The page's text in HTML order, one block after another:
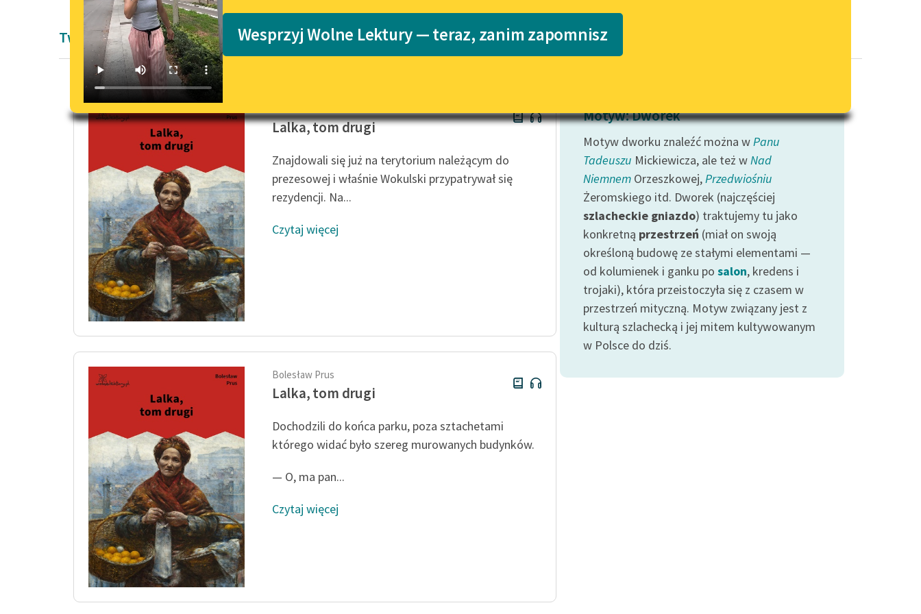
niepełnosprawnościami
literatury do słuchania dla
uczennic i uczniów z
niepełnosprawnościami
Katalog
Katalog w formacie PDF
wrażliwych
Deklaracja dostępności
Wesprzyj Wolne Lektury — teraz, zanim zapomnisz
Twórczość Bolesław Prus
Lalka, tom drugi
Znajdowali się już na terytorium należącym do
prezesowej i właśnie Wokulski przypatrywał się
rezydencji. Na...
Czytaj więcej
Bolesław Prus
Lalka, tom drugi
Dochodzili do końca parku, poza sztachetami
którego widać było szereg murowanych budynków.
— O, ma pan...
Czytaj więcej
Motyw: Dworek
Motyw dworku znaleźć można wPanu
Tadeuszu Mickiewicza, ale też wNad
Niemnem Orzeszkowej,Przedwiośniu
Żeromskiego itd. Dworek (najczęściej
szlacheckie gniazdo) traktujemy tu jako
konkretną przestrzeń (miał on swoją
określoną budowę ze stałymi elementami —
od kolumienek i ganku po salon, kredens i
trojaki), która przeistoczyła się z czasem w
przestrzeń mityczną. Motyw związany jest z
kulturą szlachecką i jej mitem kultywowanym
w Polsce do dziś.